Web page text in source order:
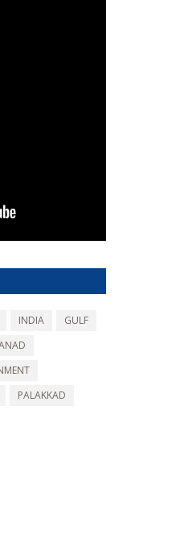
INDIA
GULF
PALAKKAD